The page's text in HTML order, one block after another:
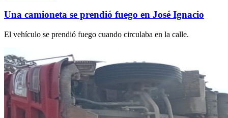
Una camioneta se prendió fuego en José Ignacio
El vehículo se prendió fuego cuando circulaba en la calle.